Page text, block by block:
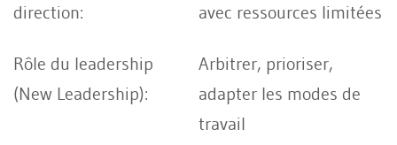
avec ressources limitées
Arbitrer, prioriser,
adapter les modes de
travail